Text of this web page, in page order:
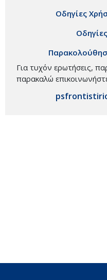
Οδηγίες
Για τυχόν ερωτήσεις,
παρακαλώ